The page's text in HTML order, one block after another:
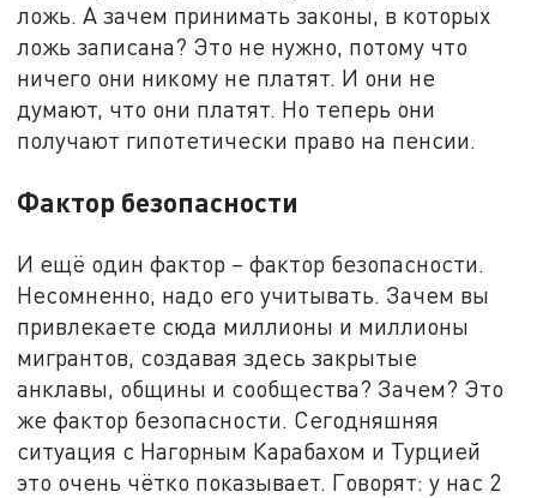
ложь. А зачем принимать законы, в которых
ложь записана? Это не нужно, потому что
ничего они никому не платят. И они не
думают, что они платят. Но теперь они
получают гипотетически право на пенсии.
Фактор безопасности
И ещё один фактор – фактор безопасности.
Несомненно, надо его учитывать. Зачем вы
привлекаете сюда миллионы и миллионы
мигрантов, создавая здесь закрытые
анклавы, общины и сообщества? Зачем? Это
же фактор безопасности. Сегодняшняя
ситуация с Нагорным Карабахом и Турцией
это очень чётко показывает. Говорят: у нас 2